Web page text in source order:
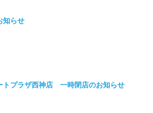
知らせ
トプラザ西神店 一時閉店のお知らせ